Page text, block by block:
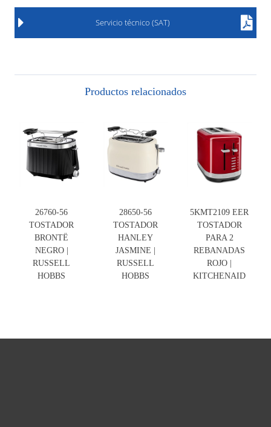
Servicio técnico (SAT)
Productos relacionados
26760-56
TOSTADOR
BRONTË
NEGRO |
RUSSELL
HOBBS
28650-56
TOSTADOR
HANLEY
JASMINE |
RUSSELL
HOBBS
5KMT2109 EER
TOSTADOR
PARA 2
REBANADAS
ROJO |
KITCHENAID